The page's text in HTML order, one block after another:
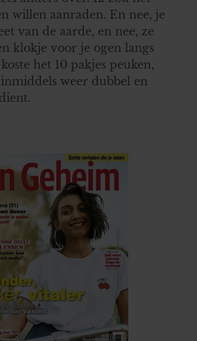
willen aanraden. En nee, je
van de aarde, en nee, ze
klokje voor je ogen langs
het 10 pakjes peuken,
weer dubbel en